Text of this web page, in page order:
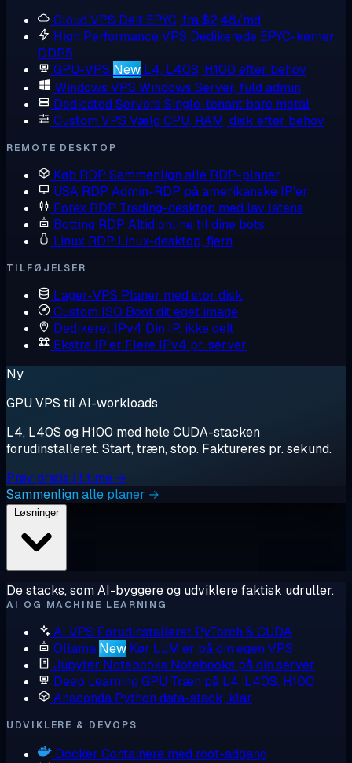
Cloud VPS Delt EPYC, fra $2,48/md
High Performance VPS Dedikerede EPYC-kerner,
DDR5
GPU-VPS New L4, L40S, H100 efter behov
Windows VPS Windows Server, fuld admin
Dedicated Servers Single-tenant bare metal
Custom VPS Vælg CPU, RAM, disk efter behov
REMOTE DESKTOP
Køb RDP Sammenlign alle RDP-planer
USA RDP Admin-RDP på amerikanske IP'er
Forex RDP Trading-desktop med lav latens
Botting RDP Altid online til dine bots
Linux RDP Linux-desktop, fjern
TILFØJELSER
Lager-VPS Planer med stor disk
Custom ISO Boot dit eget image
Dedikeret IPv4 Din IP, ikke delt
Ekstra IP'er Flere IPv4 pr. server
Ny
GPU VPS til AI-workloads
L4, L40S og H100 med hele CUDA-stacken
forudinstalleret. Start, træn, stop. Faktureres pr. sekund.
Prøv gratis i 1 time →
Sammenlign alle planer →
Løsninger
De stacks, som AI-byggere og udviklere faktisk udruller.
AI OG MACHINE LEARNING
AI VPS Forudinstalleret PyTorch & CUDA
Ollama New Kør LLM'er på din egen VPS
Jupyter Notebooks Notebooks på din server
Deep Learning GPU Træn på L4, L40S, H100
Anaconda Python data-stack, klar
UDVIKLERE & DEVOPS
Docker Containere med root-adgang